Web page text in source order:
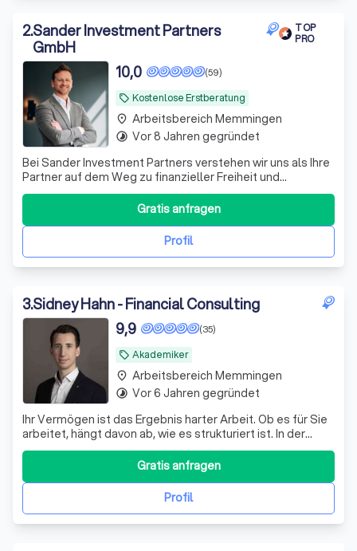
2.Sander Investment Partners
GmbH
TOP
PRO
local_offer Kostenlose Erstberatung
(59)
10,0
Bei Sander Investment Partners verstehen wir uns als Ihre
Partner auf dem Weg zu finanzieller Freiheit und
Sicherheit. Mit über einem Jahrzehnt Erfahrung im
Investmentbereich und einem engagierten Team aus
Experten bieten wir maßgeschneiderte Anlagestrategien,
die perfekt auf Ihre individuellen Bedü
Profil
Gratis anfragen
place Arbeitsbereich Memmingen
timelapse Vor 8 Jahren gegründet
3.Sidney Hahn - Financial Consulting
local_offer Akademiker
(35)
9,9
Ihr Vermögen ist das Ergebnis harter Arbeit. Ob es für Sie
arbeitet, hängt davon ab, wie es strukturiert ist. In der
Praxis zeigen sich bei bestehenden Depots regelmäßig
dieselben Schwachstellen: – eine Zusammensetzung, die
aus einzelnen Empfehlungen gewachsen ist statt aus
Profil
Gratis anfragen
place Arbeitsbereich Memmingen
timelapse Vor 6 Jahren gegründet